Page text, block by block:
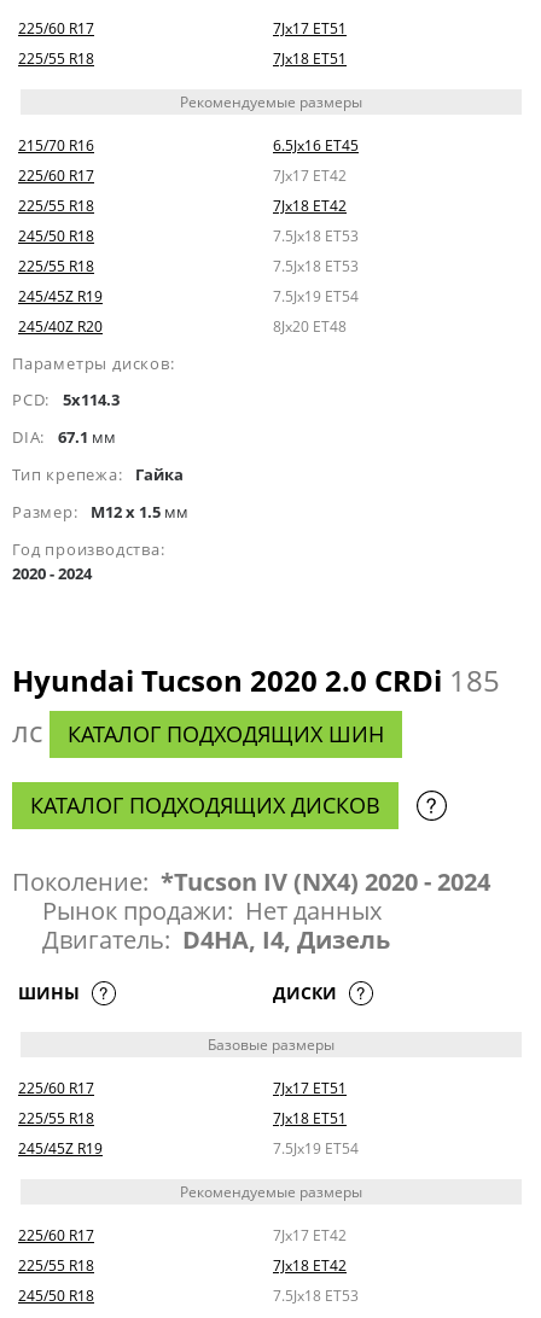
225/60 R17
7Jx17 ET51
225/55 R18
7Jx18 ET51
Рекомендуемые размеры
215/70 R16
6.5Jx16 ET45
225/60 R17
7Jx17 ET42
225/55 R18
7Jx18 ET42
245/50 R18
7.5Jx18 ET53
225/55 R18
7.5Jx18 ET53
245/45Z R19
7.5Jx19 ET54
245/40Z R20
8Jx20 ET48
Параметры дисков:
PCD:
5x114.3
DIA:
67.1 мм
Тип крепежа:
Гайка
Размер:
M12 x 1.5 мм
Год производства:
2020 - 2024
Hyundai Tucson 2020 2.0 CRDi 185
лс
КАТАЛОГ ПОДХОДЯЩИХ ШИН
КАТАЛОГ ПОДХОДЯЩИХ ДИСКОВ
Поколение: *Tucson IV (NX4) 2020 - 2024
Рынок продажи: Нет данных
Двигатель: D4HA, I4, Дизель
ШИНЫ ДИСКИ
Базовые размеры
225/60 R17
7Jx17 ET51
225/55 R18
7Jx18 ET51
245/45Z R19
7.5Jx19 ET54
Рекомендуемые размеры
225/60 R17
7Jx17 ET42
225/55 R18
7Jx18 ET42
245/50 R18
7.5Jx18 ET53